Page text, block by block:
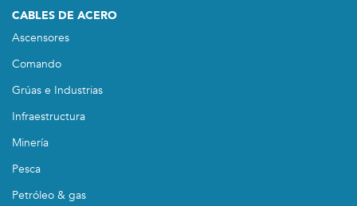
CABLES DE ACERO
Ascensores
Comando
Grúas e Industrias
Infraestructura
Minería
Pesca
Petróleo & gas